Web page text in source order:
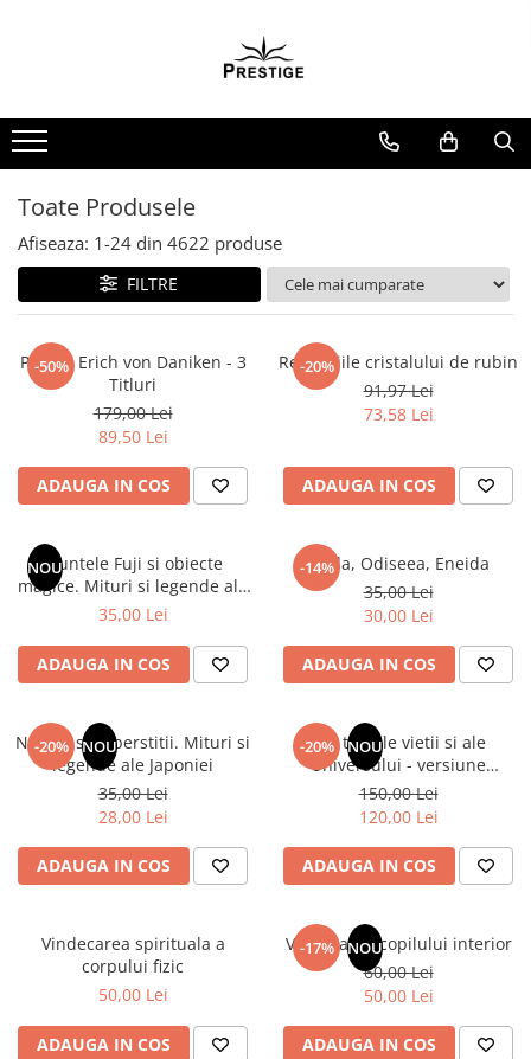
Noutati
Promotii
Spiritualitate - Ezoterism
AngelConnection
Arte Divinatorii
Chiromantie
Dezvoltare Spirituala
KidConnection
Minte Corp
New Illuminati Files
Numerologie
Paranormal
Parapsihologie
Ramtha
Audiobook
ReConnect
Religie
Crestinism
ScienceConnection
SelfConnect
Vindecare Spirituala
Sanatate
Gastronomik
Toate Produsele
Afiseaza: 1-24 din 4622 produse
FILTRE
-50%
Pachet Erich von Daniken - 3
Titluri
179,00 Lei
89,50 Lei
ADAUGA IN COS
-20%
Revelatiile cristalului de rubin
91,97 Lei
73,58 Lei
ADAUGA IN COS
NOUMuntele Fuji si obiecte
magice. Mituri si legende ale
Japoniei
35,00 Lei
ADAUGA IN COS
-14%
Iliada, Odiseea, Eneida
35,00 Lei
30,00 Lei
ADAUGA IN COS
-20% NOU
Natura si superstitii. Mituri si
legende ale Japoniei
35,00 Lei
28,00 Lei
ADAUGA IN COS
-20% NOU
Din tainele vietii si ale
Universului - versiune
originala din 1939. Volumele I-
III. Cutie de colectie -Scarlat
Demetrescu
150,00 Lei
120,00 Lei
ADAUGA IN COS
Vindecarea spirituala a
corpului fizic
50,00 Lei
ADAUGA IN COS
-17% NOU
Vindecarea copilului interior
60,00 Lei
50,00 Lei
ADAUGA IN COS